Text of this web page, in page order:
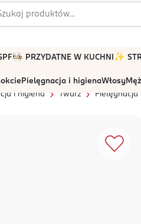
🧑🏻‍🍳 PRZYDATNE W KUCHNI ✨
Pielęgnacja i higienaWłosy
i higiena Twarz Pielęgnacja